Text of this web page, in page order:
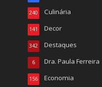
Culinária
240
Decor
141
Destaques
342
Dra. Paula Ferreira
6
Economia
156